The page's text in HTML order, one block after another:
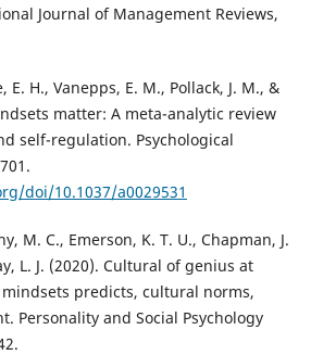
Journal of Management Reviews,
E. H., Vanepps, E. M., Pollack, J. M., &
matter: A meta-analytic review
self-regulation. Psychological
doi/10.1037/a0029531
M. C., Emerson, K. T. U., Chapman, J.
L. J. (2020). Cultural of genius at
predicts, cultural norms,
Personality and Social Psychology